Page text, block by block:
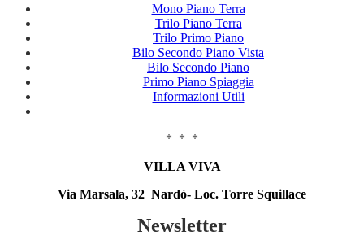
Mono Piano Terra
Trilo Piano Terra
Trilo Primo Piano
Bilo Secondo Piano Vista
Bilo Secondo Piano
Primo Piano Spiaggia
Informazioni Utili
* * *
VILLA VIVA
Via Marsala, 32 Nardò- Loc. Torre Squillace
Newsletter